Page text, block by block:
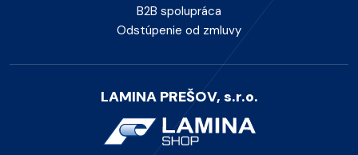
B2B spolupráca
Odstúpenie od zmluvy
LAMINA PREŠOV, s.r.o.